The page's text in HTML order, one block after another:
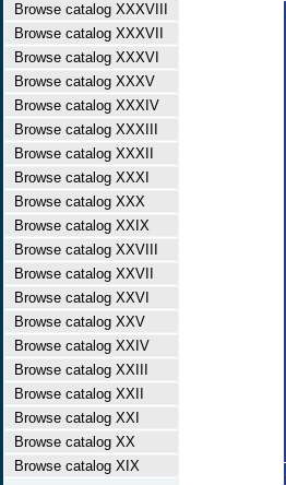
Browse catalog XXXVIII
Browse catalog XXXVII
Browse catalog XXXVI
Browse catalog XXXV
Browse catalog XXXIV
Browse catalog XXXIII
Browse catalog XXXII
Browse catalog XXXI
Browse catalog XXX
Browse catalog XXIX
Browse catalog XXVIII
Browse catalog XXVII
Browse catalog XXVI
Browse catalog XXV
Browse catalog XXIV
Browse catalog XXIII
Browse catalog XXII
Browse catalog XXI
Browse catalog XX
Browse catalog XIX